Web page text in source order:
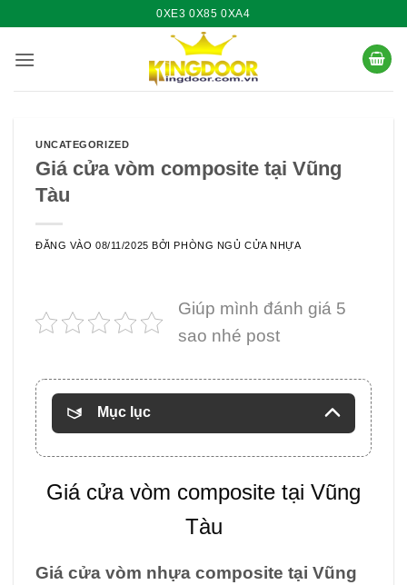
nội
0XE3 0X85 0XA4
UNCATEGORIZED
Giá cửa vòm composite tại Vũng
Tàu
ĐĂNG VÀO08/11/2025 BỞIPHÒNG NGỦ CỬA NHỰA
Giúp mình đánh giá 5
sao nhé post
Mục lục
Giá cửa vòm composite tại Vũng
Tàu
Giá cửa vòm nhựa composite tại Vũng